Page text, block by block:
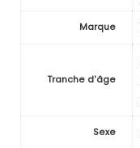
Marque
Tranche d'âge
Sexe